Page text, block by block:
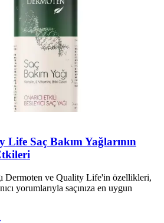
Saç Bakım Yağlarının
Dermoten ve Quality Life'in özellikleri,
yorumlarıyla saçınıza en uygun